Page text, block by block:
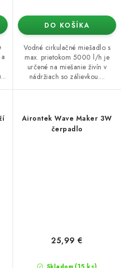
DO KOŠÍKA
Vodné cirkulačné miešadlo s
max. prietokom 5000 l/h je
určené na miešanie živín v
nádržiach so zálievkou....
Airontek Wave Maker 3W
čerpadlo
25,99 €